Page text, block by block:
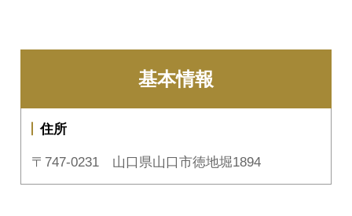
基本情報
住所
〒747-0231 山口県山口市徳地堀1894